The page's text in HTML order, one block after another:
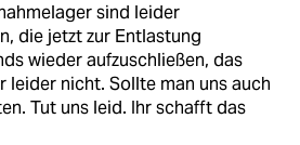
sind leider
die jetzt zur Entlastung
wieder aufzuschließen, das
leider nicht. Sollte man uns auch
Tut uns leid. Ihr schafft das